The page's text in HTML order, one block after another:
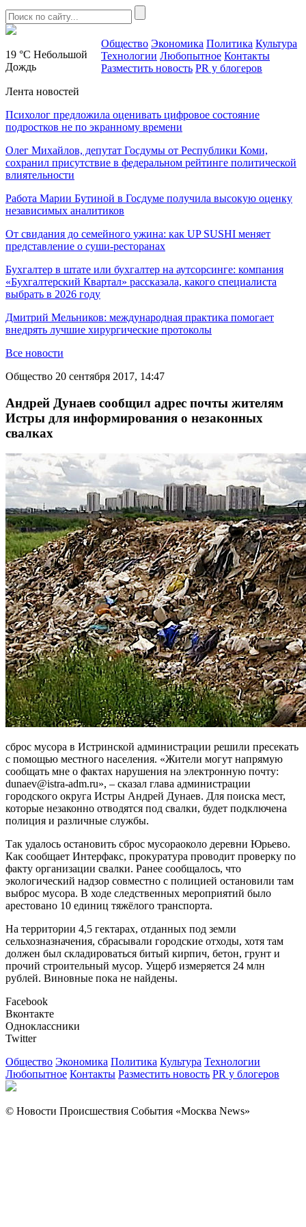
19 °C Небольшой
Дождь
Общество Экономика Политика Культура
Технологии Любопытное Контакты
Разместить новость PR у блогеров
Лента новостей
Психолог предложила оценивать цифровое состояние
подростков не по экранному времени
Олег Михайлов, депутат Госдумы от Республики Коми,
сохранил присутствие в федеральном рейтинге политической
влиятельности
Работа Марии Бутиной в Госдуме получила высокую оценку
независимых аналитиков
От свидания до семейного ужина: как UP SUSHI меняет
представление о суши-ресторанах
Бухгалтер в штате или бухгалтер на аутсорсинге: компания
«Бухгалтерский Квартал» рассказала, какого специалиста
выбрать в 2026 году
Дмитрий Мельников: международная практика помогает
внедрять лучшие хирургические протоколы
Все новости
Общество 20 сентября 2017, 14:47
Андрей Дунаев сообщил адрес почты жителям
Истры для информирования о незаконных
свалках
сброс мусора в Истринской администрации решили пресекать
с помощью местного населения. «Жители могут напрямую
сообщать мне о фактах нарушения на электронную почту:
dunaev@istra-adm.ru», – сказал глава администрации
городского округа Истры Андрей Дунаев. Для поиска мест,
которые незаконно отводятся под свалки, будет подключена
полиция и различные службы.
Так удалось остановить сброс мусораоколо деревни Юрьево.
Как сообщает Интерфакс, прокуратура проводит проверку по
факту организации свалки. Ранее сообщалось, что
экологический надзор совместно с полицией остановили там
выброс мусора. В ходе следственных мероприятий было
арестовано 10 единиц тяжёлого транспорта.
На территории 4,5 гектарах, отданных под земли
сельхозназначения, сбрасывали городские отходы, хотя там
должен был складироваться битый кирпич, бетон, грунт и
прочий строительный мусор. Ущерб измеряется 24 млн
рублей. Виновные пока не найдены.
Facebook
Вконтакте
Одноклассники
Twitter
Общество Экономика Политика Культура Технологии
Любопытное Контакты Разместить новость PR у блогеров
© Новости Происшествия События «Москва News»